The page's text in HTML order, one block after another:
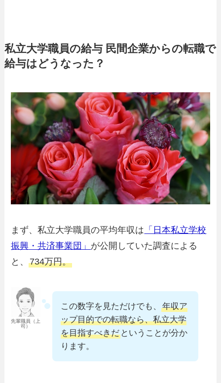
私立大学職員の給与 民間企業からの転職で
給与はどうなった？
まず、私立大学職員の平均年収は 「日本私立学校
振興・共済事業団」 が公開していた調査による
と、734万円。
先輩職員（上
司）
この数字を見ただけでも、年収ア
ップ目的での転職なら、私立大学
を目指すべきだ ということが分か
ります。